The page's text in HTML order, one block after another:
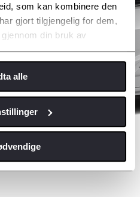
som kan kombinere den
gjort tilgjengelig for dem,
din bruk av
alle